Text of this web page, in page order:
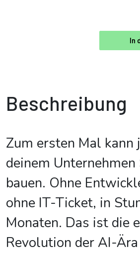
In
Beschreibung
Zum ersten Mal kann
deinem
bauen. Ohne
ohne IT-Ticket, in
Monaten. Das ist die
Revolution der AI-